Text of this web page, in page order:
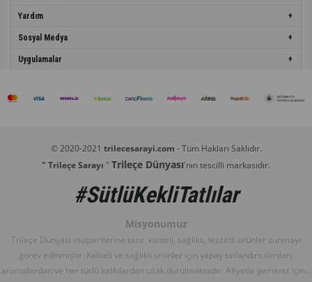
Yardım
Sosyal Medya
Uygulamalar
© 2020-2021 trilecesarayi.com - Tüm Hakları Saklıdır.
" Trileçe Sarayı " Trileçe Dünyası'nın tescilli markasıdır.
#SütlüKekliTatlılar
Misyonumuz
Trileçe Dünyası müşterilerine taze, kaliteli, sağlıklı, lezzetli ürünler sunmayı
görev edinmiştir. Kaliteli ve sağlıklı ürünler için yapay tatlandırıcılardan,
aromalardan ve her türlü katkılardan uzak durulmaktadır. Afiyetle yemeniz için...